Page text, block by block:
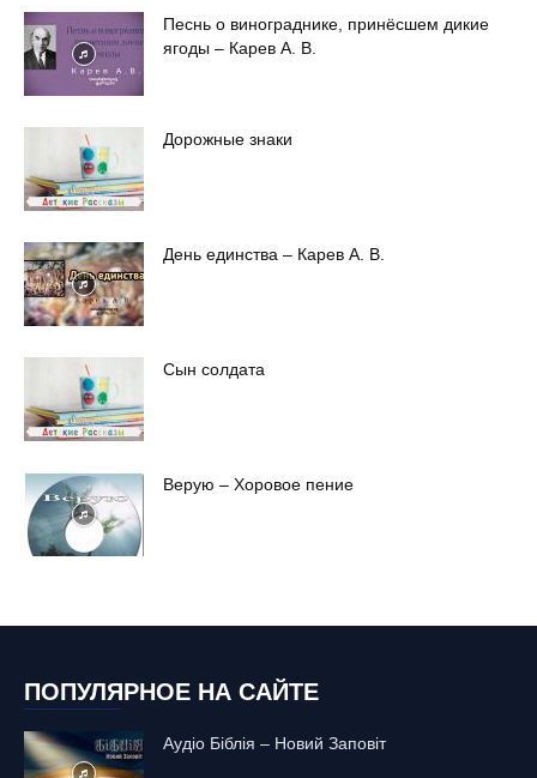
Песнь о винограднике, принёсшем дикие
ягоды – Карев А. В.
Дорожные знаки
День единства – Карев А. В.
Сын солдата
Верую – Хоровое пение
ПОПУЛЯРНОЕ НА САЙТЕ
Аудіо Біблія – Новий Заповіт